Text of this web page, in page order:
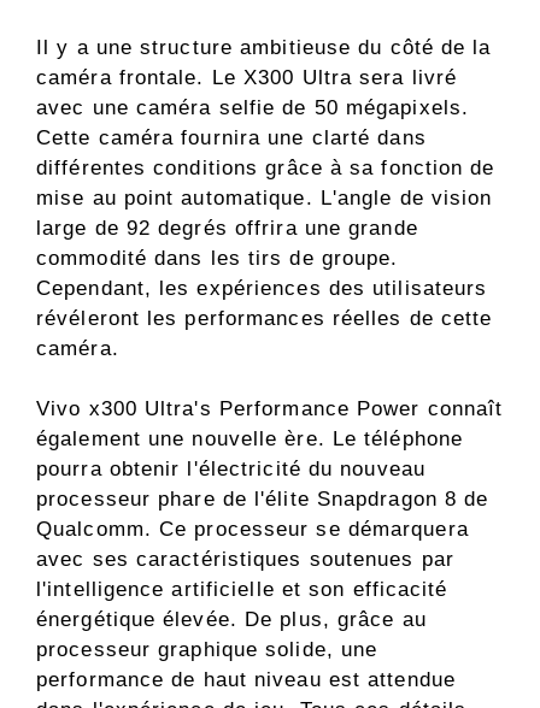
Il y a une structure ambitieuse du côté de la
caméra frontale. Le X300 Ultra sera livré
avec une caméra selfie de 50 mégapixels.
Cette caméra fournira une clarté dans
différentes conditions grâce à sa fonction de
mise au point automatique. L'angle de vision
large de 92 degrés offrira une grande
commodité dans les tirs de groupe.
Cependant, les expériences des utilisateurs
révéleront les performances réelles de cette
caméra.
Vivo x300 Ultra's Performance Power connaît
également une nouvelle ère. Le téléphone
pourra obtenir l'électricité du nouveau
processeur phare de l'élite Snapdragon 8 de
Qualcomm. Ce processeur se démarquera
avec ses caractéristiques soutenues par
l'intelligence artificielle et son efficacité
énergétique élevée. De plus, grâce au
processeur graphique solide, une
performance de haut niveau est attendue